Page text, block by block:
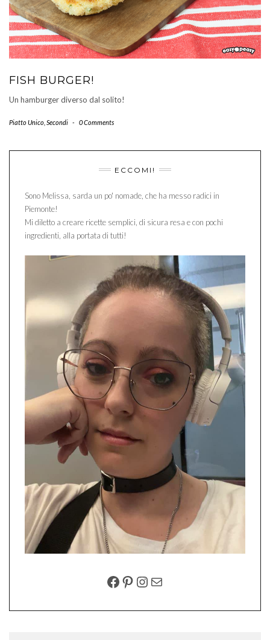
FISH BURGER!
Un hamburger diverso dal solito!
Piatto Unico Secondi - 0 Comments
ECCOMI!
Sono Melissa, sarda un po' nomade, che ha messo radici in
Piemonte!
Mi diletto a creare ricette semplici, di sicura resa e con pochi
ingredienti, alla portata di tutti!
FACEBOOK
PINTEREST
INSTAGRAM
EMAIL